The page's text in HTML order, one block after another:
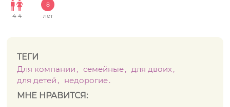
4-4
8
лет
ТЕГИ
Для компании
семейные
для двоих
для детей
недорогие
МНЕ НРАВИТСЯ: